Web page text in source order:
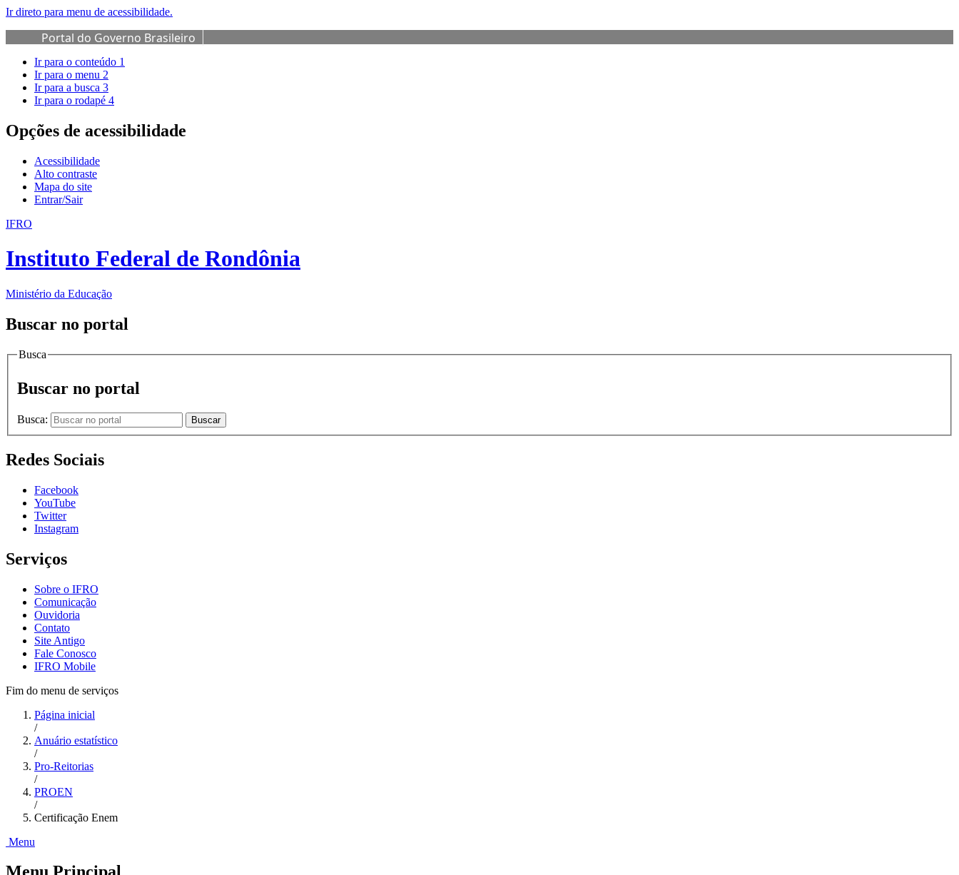
Ir direto para menu de acessibilidade.
Portal do Governo Brasileiro
Ir para o conteúdo 1
Ir para o menu 2
Ir para a busca 3
Ir para o rodapé 4
Opções de acessibilidade
Acessibilidade
Alto contraste
Mapa do site
Entrar/Sair
IFRO
Instituto Federal de Rondônia
Ministério da Educação
Buscar no portal
Busca
Buscar no portal
Busca: Buscar
Redes Sociais
Facebook
YouTube
Twitter
Instagram
Serviços
Sobre o IFRO
Comunicação
Ouvidoria
Contato
Site Antigo
Fale Conosco
IFRO Mobile
Fim do menu de serviços
Página inicial
/
Anuário estatístico
/
Pro-Reitorias
/
PROEN
/
Certificação Enem
Menu